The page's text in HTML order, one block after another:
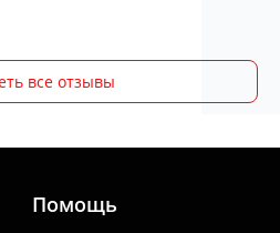
все отзывы
Помощь